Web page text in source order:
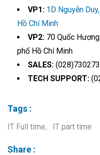
VP1: 1D Nguyễn
Hồ Chí Minh
VP2: 70 Quốc
phố Hồ Chí Minh
SALES:
TECH SUPPORT:
Tags :
IT Full time, IT part time
Share :